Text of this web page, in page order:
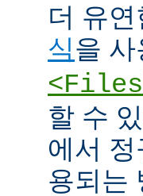
더 유
식을
할 수
에서
용되는